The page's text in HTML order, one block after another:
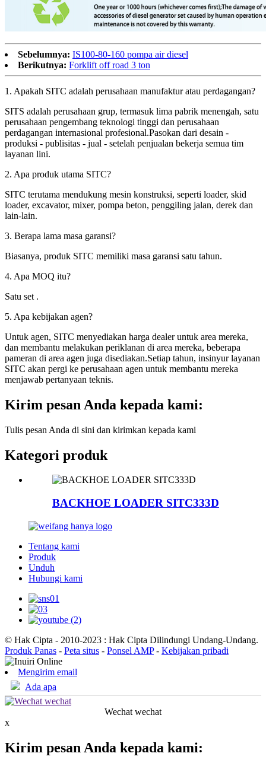
Sebelumnya: IS100-80-160 pompa air diesel
Berikutnya: Forklift off road 3 ton
1. Apakah SITC adalah perusahaan manufaktur atau perdagangan?
SITS adalah perusahaan grup, termasuk lima pabrik menengah, satu
perusahaan pengembang teknologi tinggi dan perusahaan
perdagangan internasional profesional.Pasokan dari desain -
produksi - publisitas - jual - setelah penjualan bekerja semua tim
layanan lini.
2. Apa produk utama SITC?
SITC terutama mendukung mesin konstruksi, seperti loader, skid
loader, excavator, mixer, pompa beton, penggiling jalan, derek dan
lain-lain.
3. Berapa lama masa garansi?
Biasanya, produk SITC memiliki masa garansi satu tahun.
4. Apa MOQ itu?
Satu set .
5. Apa kebijakan agen?
Untuk agen, SITC menyediakan harga dealer untuk area mereka,
dan membantu melakukan periklanan di area mereka, beberapa
pameran di area agen juga disediakan.Setiap tahun, insinyur layanan
SITC akan pergi ke perusahaan agen untuk membantu mereka
menjawab pertanyaan teknis.
Kirim pesan Anda kepada kami:
Tulis pesan Anda di sini dan kirimkan kepada kami
Kategori produk
BACKHOE LOADER SITC333D
Tentang kami
Produk
Unduh
Hubungi kami
© Hak Cipta - 2010-2023 : Hak Cipta Dilindungi Undang-Undang.
Produk Panas - Peta situs - Ponsel AMP- Kebijakan pribadi
Mengirim email
Ada apa
Wechat wechat
x
Kirim pesan Anda kepada kami: